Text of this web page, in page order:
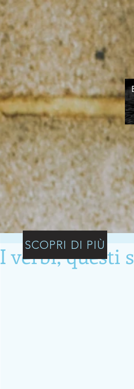
I verbi, questi
SCOPRI DI PIÙ